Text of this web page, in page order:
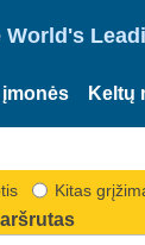
World's
įmonės Keltų
Kitas